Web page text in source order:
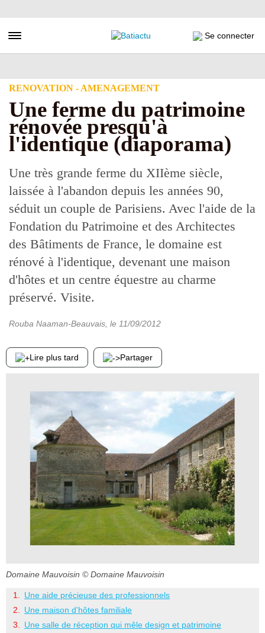
au
principal
Toggle navigation Se connecter
RENOVATION - AMENAGEMENT
Une ferme du patrimoine
rénovée presqu'à
l'identique (diaporama)
Une très grande ferme du XIIème siècle,
laissée à l'abandon depuis les années 90,
séduit un couple de Parisiens. Avec l'aide de la
Fondation du Patrimoine et des Architectes
des Bâtiments de France, le domaine est
rénové à l'identique, devenant une maison
d'hôtes et un centre équestre au charme
préservé. Visite.
Rouba Naaman-Beauvais , le 11/09/2012
Lire plus tard Partager
Domaine Mauvoisin © Domaine Mauvoisin
Une aide précieuse des professionnels
Une maison d'hôtes familiale
Une salle de réception qui mêle design et patrimoine